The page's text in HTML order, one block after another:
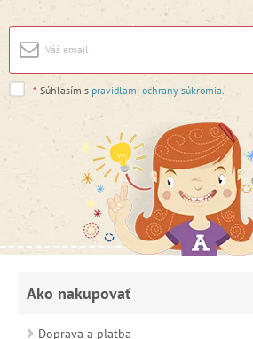
* Súhlasím s pravidlami ochrany súkromia
Ako nakupovať
Doprava a platba